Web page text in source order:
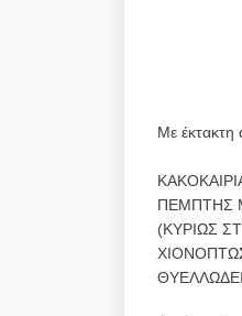
Με έκτακτη
ΠΕΜΠΤΗΣ
(ΚΥΡΙΩΣ